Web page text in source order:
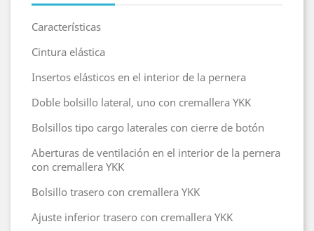
Características
Cintura elástica
Insertos elásticos en el interior de la pernera
Doble bolsillo lateral, uno con cremallera YKK
Bolsillos tipo cargo laterales con cierre de botón
Aberturas de ventilación en el interior de la pernera
con cremallera YKK
Bolsillo trasero con cremallera YKK
Ajuste inferior trasero con cremallera YKK